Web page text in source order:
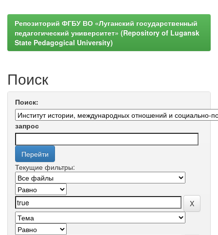
Репозиторий ФГБУ ВО «Луганский государственный
педагогический университет» (Repository of Lugansk
State Pedagogical University)
Поиск
Поиск:
запрос
Текущие фильтры: